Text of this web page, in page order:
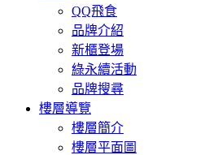
QQ飛食
品牌介紹
新櫃登場
綠永續活動
品牌搜尋
樓層導覽
樓層簡介
樓層平面圖